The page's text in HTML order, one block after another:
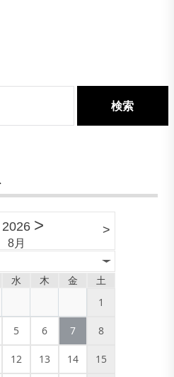
2026 >
8月
>
水 木 金 土
1
5 6 7 8
12 13 14 15